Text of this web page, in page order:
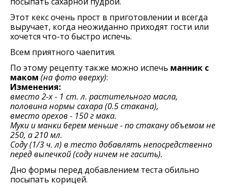
Этот кекс очень прост в приготовлении и всегда
выручает, когда неожиданно приходят гости или
хочется что-то быстро испечь.
Всем приятного чаепития.
По этому рецепту также можно испечь манник с
маком (на фото вверху):
Изменения:
вместо 2-х - 1 ст. л. растительного масла,
половина нормы сахара (0.5 стакана),
вместо орехов - 150 г мака.
Муки и манки берем меньше - по стакану объемом не
250, а 210 мл.
Соду (1/3 ч. л) в тесто добавлять непосредственно
перед выпечкой (соду ничем не гасить).
Дно формы перед добавлением теста обильно
посыпать корицей.